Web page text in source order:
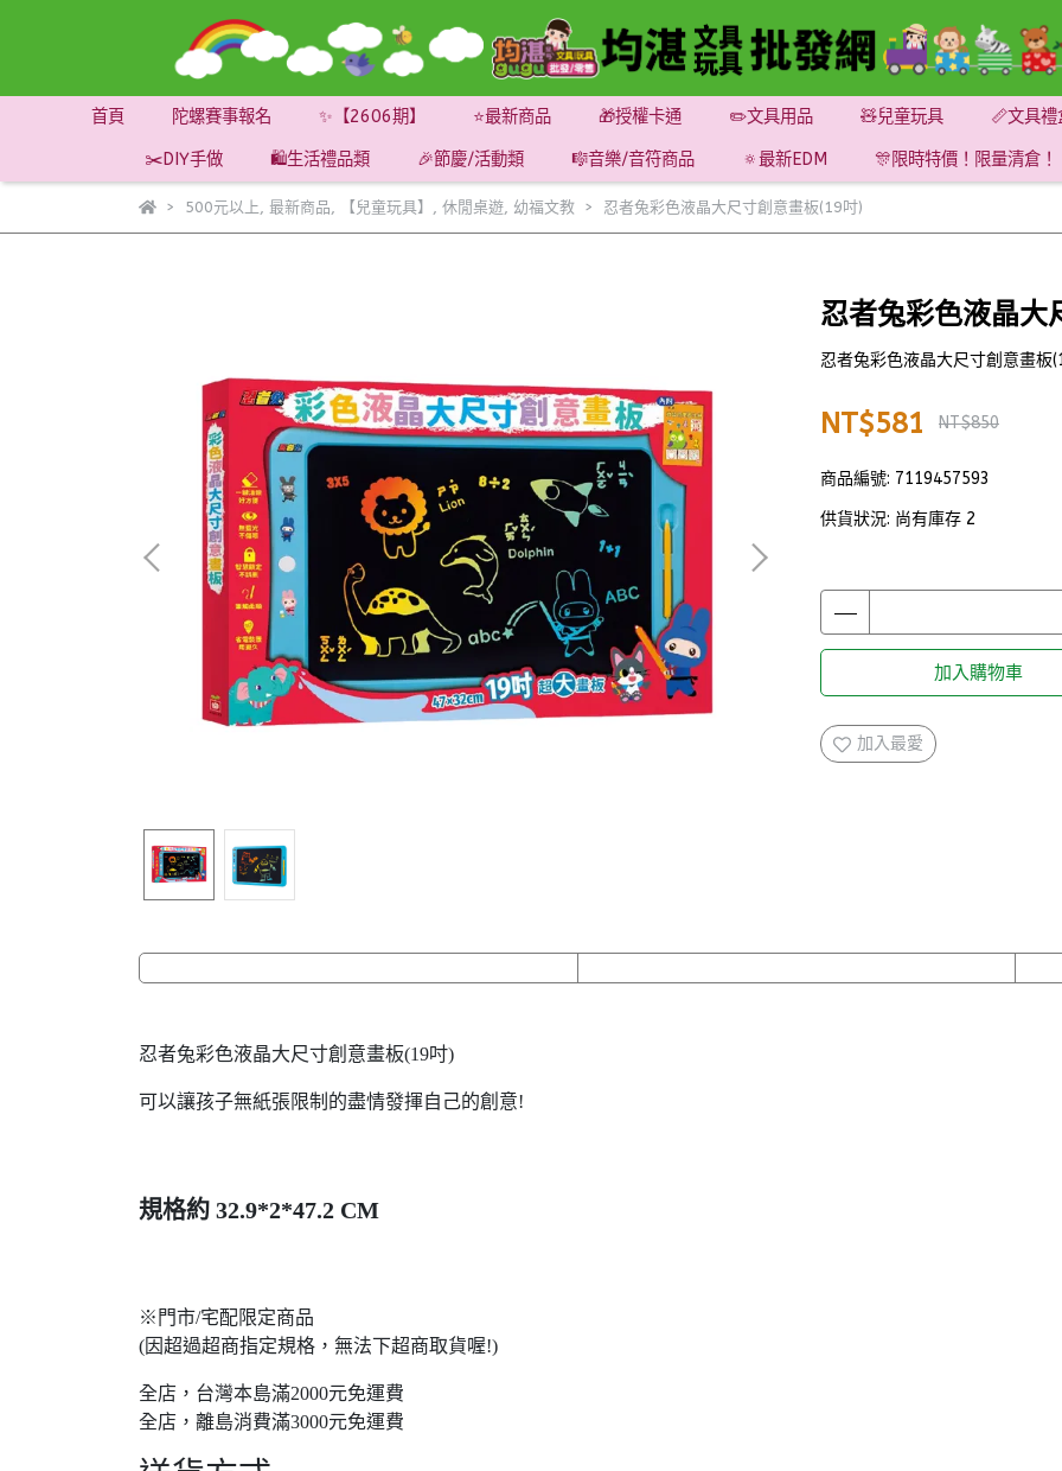
首頁 陀螺賽事報名 ✨【2606期】 ⭐最新商品 🎁授權卡通 ✏️文具用品 🧸兒童玩具 📏文具禮
✂️DIY手做 🛍️生活禮品類 🎉節慶/活動類 🎼音樂/音符商品 🔅最新EDM 🎊限時特價！限量清倉！
500元以上, 最新商品, 【兒童玩具】 , 休閒桌遊, 幼福文教 忍者兔彩色液晶大尺寸創意畫板(19吋)
忍者兔彩色液晶大
忍者兔彩色液晶大尺寸創意畫板
NT$581 NT$850
商品編號: 7119457593
供貨狀況: 尚有庫存 2
加入購物車
加入最愛
忍者兔彩色液晶大尺寸創意畫板(19吋)
可以讓孩子無紙張限制的盡情發揮自己的創意!
規格約 32.9*2*47.2 CM
※門市/宅配限定商品
(因超過超商指定規格，無法下超商取貨喔!)
全店，台灣本島滿2000元免運費
全店，離島消費滿3000元免運費